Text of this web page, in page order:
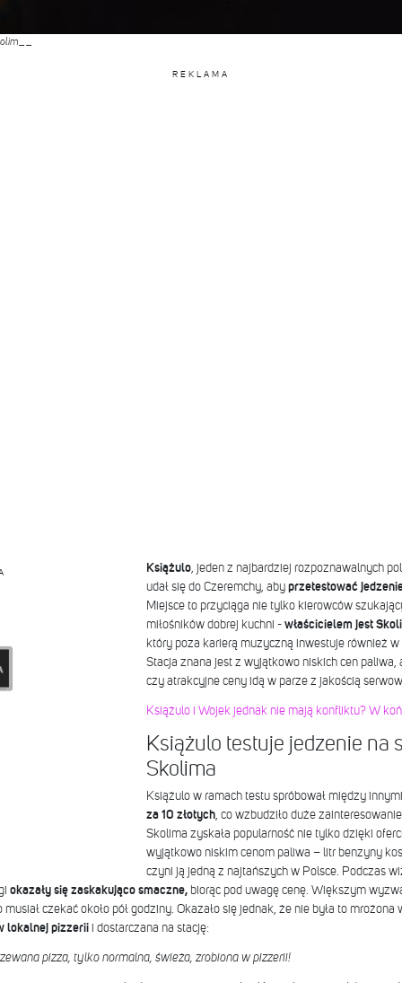
REKLAMA
Książulo, jeden z najbardziej rozpoznawalnych
udał się do Czeremchy, aby przetestować
Miejsce to przyciąga nie tylko kierowców
miłośników dobrej kuchni - właścicielem jest
który poza karierą muzyczną inwestuje również
Stacja znana jest z wyjątkowo niskich cen paliwa,
czy atrakcyjne ceny idą w parze z jakością
Książulo i Wojek jednak nie mają konfliktu? W
Książulo testuje jedzenie na
Skolima
Książulo w ramach testu spróbował między
za 10 złotych, co wzbudziło duże
Skolima zyskała popularność nie tylko dzięki
wyjątkowo niskim cenom paliwa – litr benzyny
czyni ją jedną z najtańszych w Polsce. Podczas
okazały się zaskakująco smaczne,biorąc pod uwagę cenę. Większym
czekać około pół godziny. Okazało się jednak, że nie była to mrożona
lokalnej pizzeriii dostarczana na stację:
pizza, tylko normalna, świeża, zrobiona w pizzerii!